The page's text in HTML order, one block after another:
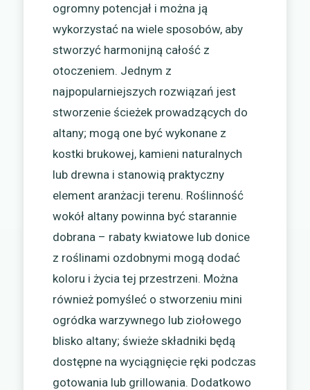
ogromny potencjał i można ją
wykorzystać na wiele sposobów, aby
stworzyć harmonijną całość z
otoczeniem. Jednym z
najpopularniejszych rozwiązań jest
stworzenie ścieżek prowadzących do
altany; mogą one być wykonane z
kostki brukowej, kamieni naturalnych
lub drewna i stanowią praktyczny
element aranżacji terenu. Roślinność
wokół altany powinna być starannie
dobrana – rabaty kwiatowe lub donice
z roślinami ozdobnymi mogą dodać
koloru i życia tej przestrzeni. Można
również pomyśleć o stworzeniu mini
ogródka warzywnego lub ziołowego
blisko altany; świeże składniki będą
dostępne na wyciągnięcie ręki podczas
gotowania lub grillowania. Dodatkowo